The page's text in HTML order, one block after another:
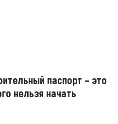
паспорт – это
нельзя начать